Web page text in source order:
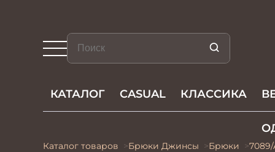
КАТАЛОГ CASUAL КЛАССИКА
Каталог товаров Брюки Джинсы Брюки